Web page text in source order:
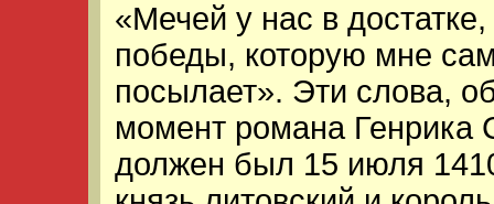
«Мечей у нас в
победы, которую мне
посылает». Эти слова,
момент романа Генрика
должен был 15 июля